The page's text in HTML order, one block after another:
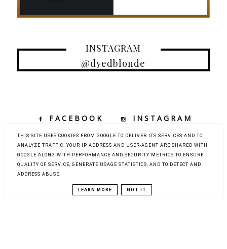
INSTAGRAM
@dyedblonde
FACEBOOK
INSTAGRAM
TIKTOK
YOUTUBE
COPYRIGHT ©
BLOG DESIGN: KAROGRAFIA.PL
THIS SITE USES COOKIES FROM GOOGLE TO DELIVER ITS SERVICES AND TO
ANALYZE TRAFFIC. YOUR IP ADDRESS AND USER-AGENT ARE SHARED WITH
GOOGLE ALONG WITH PERFORMANCE AND SECURITY METRICS TO ENSURE
QUALITY OF SERVICE, GENERATE USAGE STATISTICS, AND TO DETECT AND
ADDRESS ABUSE.
LEARN MORE GOT IT